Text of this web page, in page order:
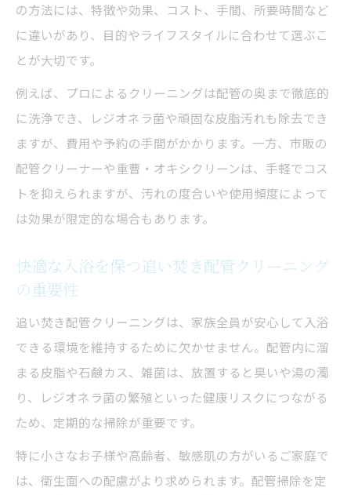
オキシクリーンでの追い焚き配管掃除手順
ガイド
掃除を怠ると追い焚き配管に起きるトラブルと
は
主なトラブル一覧表
故障や臭いの原因となる配管内部の汚れ
追い焚き配管を掃除しないと健康被害が起
こる理由
ガス代増加や効率低下のリスクを知ろう
配管掃除しない場合のレジオネラ菌繁殖リ
スク
自分でできる追い焚き配管洗浄の正しい手順
追い焚き配管クリーニング手順のステップ
の方法には、特徴や効果、コスト、手間、所要時間など
に違いがあり、目的やライフスタイルに合わせて選ぶこ
とが大切です。
例えば、プロによるクリーニングは配管の奥まで徹底的
に洗浄でき、レジオネラ菌や頑固な皮脂汚れも除去でき
ますが、費用や予約の手間がかかります。一方、市販の
配管クリーナーや重曹・オキシクリーンは、手軽でコス
トを抑えられますが、汚れの度合いや使用頻度によって
は効果が限定的な場合もあります。
快適な入浴を保つ追い焚き配管クリーニング
の重要性
追い焚き配管クリーニングは、家族全員が安心して入浴
できる環境を維持するために欠かせません。配管内に溜
まる皮脂や石鹸カス、雑菌は、放置すると臭いや湯の濁
り、レジオネラ菌の繁殖といった健康リスクにつながる
ため、定期的な掃除が重要です。
特に小さなお子様や高齢者、敏感肌の方がいるご家庭で
は、衛生面への配慮がより求められます。配管掃除を定